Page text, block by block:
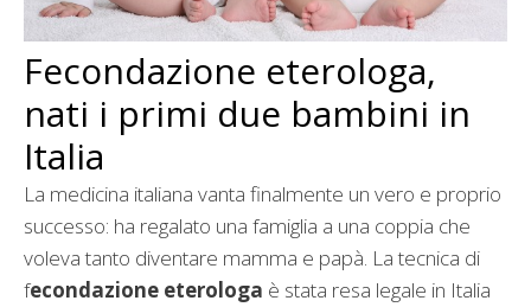
Fecondazione eterologa,
nati i primi due bambini in
Italia
La medicina italiana vanta finalmente un vero e proprio
successo: ha regalato una famiglia a una coppia che
voleva tanto diventare mamma e papà. La tecnica di
fecondazione eterologa è stata resa legale in Italia